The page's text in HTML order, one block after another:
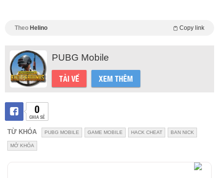
Theo Helino Copy link
PUBG Mobile
TẢI VỀ XEM THÊM
0
CHIA SẺ
TỪ KHÓA PUBG MOBILE GAME MOBILE HACK CHEAT BAN NICK
MỞ KHÓA